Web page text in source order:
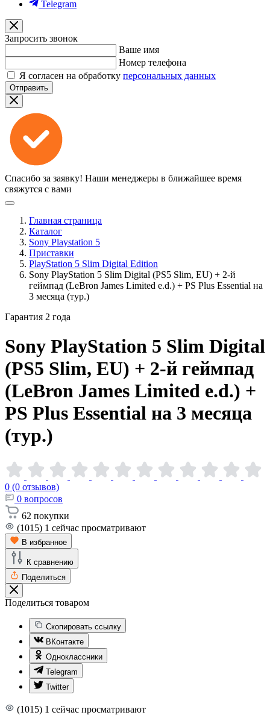
Telegram
Запросить звонок
Ваше имя
Номер телефона
Я согласен на обработку персональных данных
Отправить
Спасибо за заявку! Наши менеджеры в ближайшее время
свяжутся с вами
Главная страница
Каталог
Sony Playstation 5
Приставки
PlayStation 5 Slim Digital Edition
Sony PlayStation 5 Slim Digital (PS5 Slim, EU) + 2-й
геймпад (LeBron James Limited e.d.) + PS Plus Essential на
3 месяца (тур.)
Гарантия 2 года
Sony PlayStation 5 Slim Digital
(PS5 Slim, EU) + 2-й геймпад
(LeBron James Limited e.d.) +
PS Plus Essential на 3 месяца
(тур.)
0 (0 отзывов)
0 вопросов
62 покупки
(1015) 1 сейчас просматривают
В избранное
К сравнению
Поделиться
Поделиться товаром
Скопировать ссылку
ВКонтакте
Одноклассники
Telegram
Twitter
(1015) 1 сейчас просматривают